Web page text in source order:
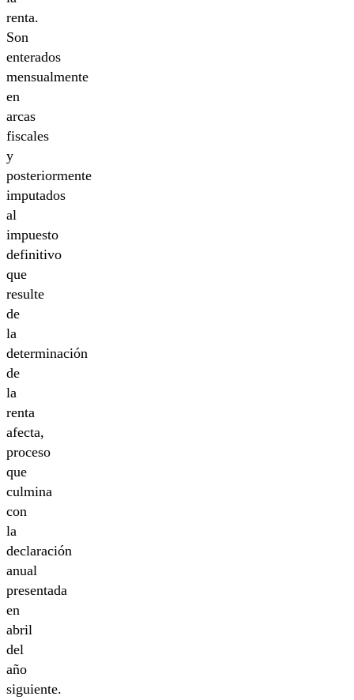
renta.
Son
enterados
mensualmente
en
arcas
fiscales
y
posteriormente
imputados
al
impuesto
definitivo
que
resulte
de
la
determinación
de
la
renta
afecta,
proceso
que
culmina
con
la
declaración
anual
presentada
en
abril
del
año
siguiente.